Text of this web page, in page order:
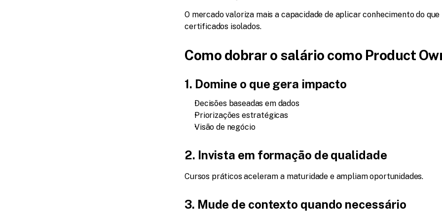
O mercado valoriza mais a capacidade de aplicar conhecimento do que
certificados isolados.
Como dobrar o salário como Product
1. Domine o que gera impacto
Decisões baseadas em dados
Priorizações estratégicas
Visão de negócio
2. Invista em formação de qualidade
Cursos práticos aceleram a maturidade e ampliam oportunidades.
3. Mude de contexto quando necessário